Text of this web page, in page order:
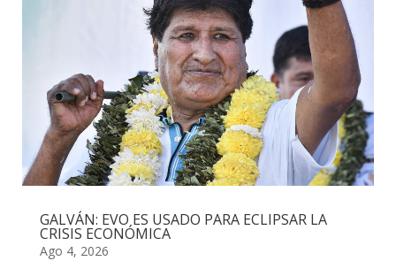
GALVÁN: EVO ES USADO PARA ECLIPSAR LA
CRISIS ECONÓMICA
Ago 4, 2026